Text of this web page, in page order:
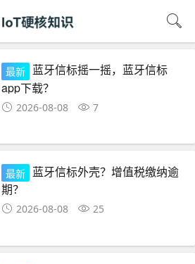
最新 蓝牙信标摇一摇，蓝牙信标
app下载？
2026-08-08 7
最新 蓝牙信标外壳？增值税缴纳逾
期？
2026-08-08 25